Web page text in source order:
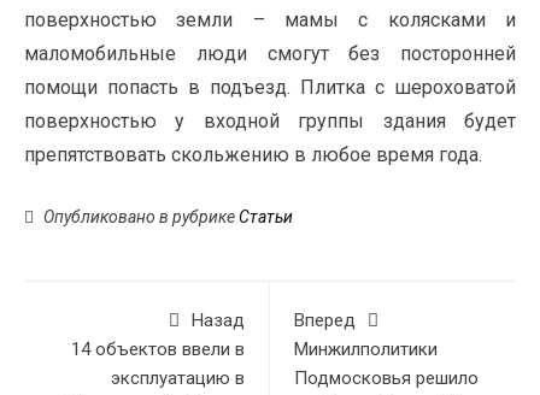
поверхностью земли – мамы с колясками и
маломобильные люди смогут без посторонней
помощи попасть в подъезд. Плитка с шероховатой
поверхностью у входной группы здания будет
препятствовать скольжению в любое время года.
Опубликовано в рубрикеСтатьи
Назад
14 объектов ввели в
эксплуатацию в
Вперед
Минжилполитики
Подмосковья решило